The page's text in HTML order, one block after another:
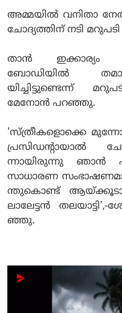
അമ്മയില്‍ വനിതാ
ചോദ്യത്തിന് നടി
താന്‍
ബോഡിയില്‍
യിച്ചിട്ടുണ്ടെന്ന്
മേനോന്‍ പറഞ്ഞു.
'സ്ത്രീകളൊക്കെ
പ്രസിഡന്റായാല്‍
ന്നായിരുന്നു ഞാന്‍
സാധാരണ
ന്തുകൊണ്ട്
ലാലേട്ടന്‍
ഞ്ഞു.